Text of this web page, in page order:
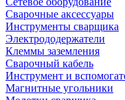
Сварочные аксессуары
Инструменты сварщика
Электрододержатели
Клеммы заземления
Сварочный кабель
Инструмент и
Магнитные угольники